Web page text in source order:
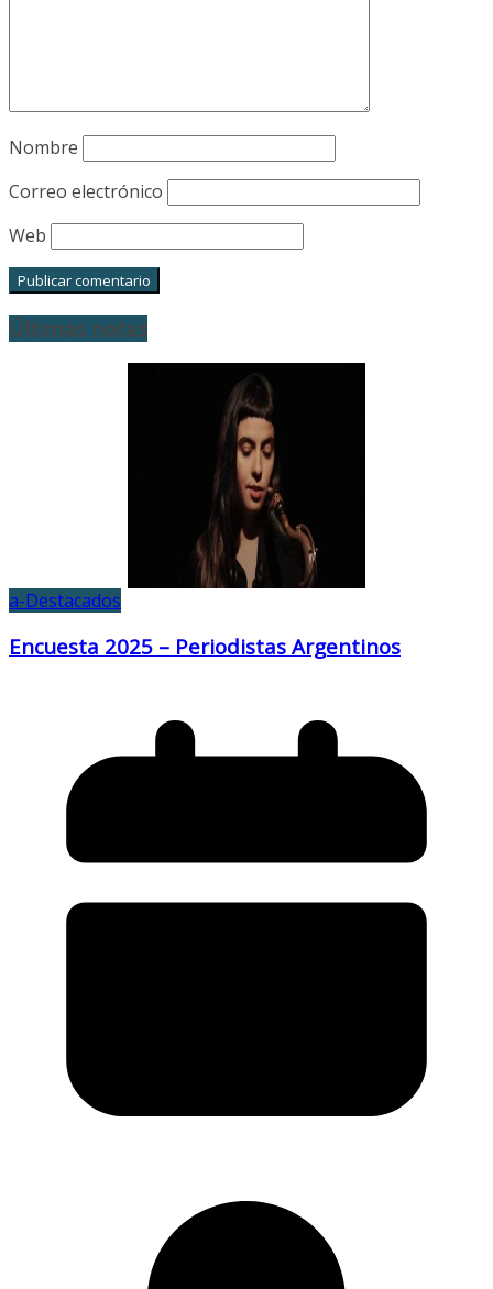
Nombre
Correo electrónico
Web
Últimas notas
a-Destacados
Encuesta 2025 – Periodistas Argentinos